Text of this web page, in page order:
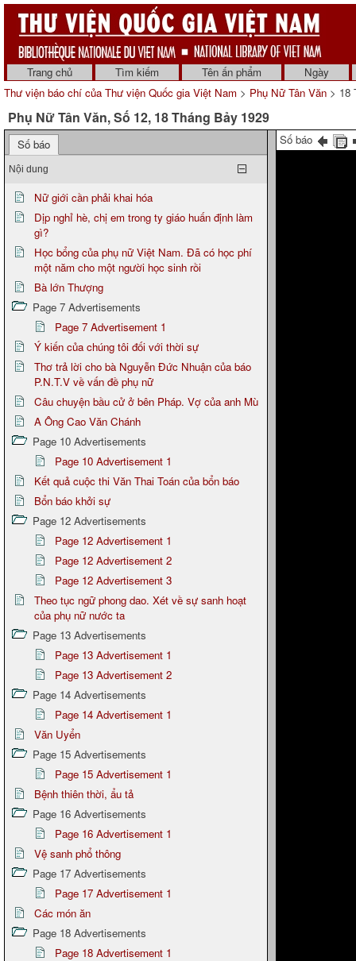
Trang chủ Tìm kiếm Tên ấn phẩm
Ngày
Thư viện báo chí của Thư viện Quốc gia Việt Nam > Phụ Nữ Tân Văn > 18
Phụ Nữ Tân Văn, Số 12, 18 Tháng Bảy 1929
Số báo
Nội dung
Nữ giới cần phải khai hóa
Dịp nghỉ hè, chị em trong ty giáo huấn định làm
gì?
Học bổng của phụ nữ Việt Nam. Đã có học phí
một năm cho một người học sinh rồi
Bà lớn Thượng
Page 7 Advertisements
Page 7 Advertisement 1
Ý kiến của chúng tôi đối với thời sự
Thơ trả lời cho bà Nguyễn Đức Nhuận của báo
P.N.T.V về vấn đề phụ nữ
Câu chuyện bầu cử ở bên Pháp. Vợ của anh Mù
A Ông Cao Văn Chánh
Page 10 Advertisements
Page 10 Advertisement 1
Kết quả cuộc thi Văn Thai Toán của bổn báo
Bổn báo khởi sự
Page 12 Advertisements
Page 12 Advertisement 1
Page 12 Advertisement 2
Page 12 Advertisement 3
Theo tục ngữ phong dao. Xét về sự sanh hoạt
của phụ nữ nước ta
Page 13 Advertisements
Page 13 Advertisement 1
Page 13 Advertisement 2
Page 14 Advertisements
Page 14 Advertisement 1
Văn Uyển
Page 15 Advertisements
Page 15 Advertisement 1
Bệnh thiên thời, ẩu tả
Page 16 Advertisements
Page 16 Advertisement 1
Vệ sanh phổ thông
Page 17 Advertisements
Page 17 Advertisement 1
Các món ăn
Page 18 Advertisements
Page 18 Advertisement 1
Số báo